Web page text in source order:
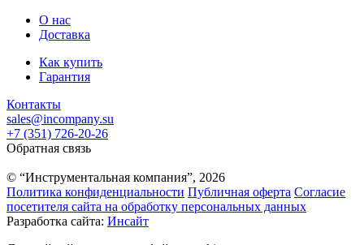
О нас
Доставка
Как купить
Гарантия
Контакты
sales@incompany.su
+7 (351) 726-20-26
Обратная связь
© “Инструментальная компания”, 2026
Политика конфиденциальности Публичная оферта Согласие
посетителя сайта на обработку персональных данных
Разработка сайта: Инсайт